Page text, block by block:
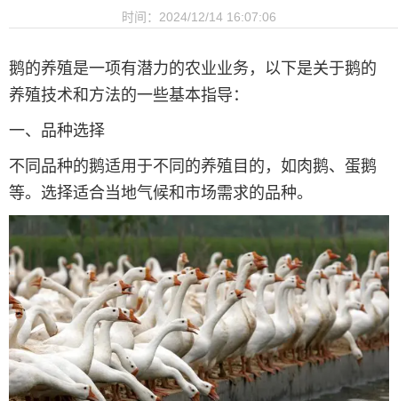
时间：2024/12/14 16:07:06
鹅的养殖是一项有潜力的农业业务，以下是关于鹅的
养殖技术和方法的一些基本指导：
一、品种选择
不同品种的鹅适用于不同的养殖目的，如肉鹅、蛋鹅
等。选择适合当地气候和市场需求的品种。